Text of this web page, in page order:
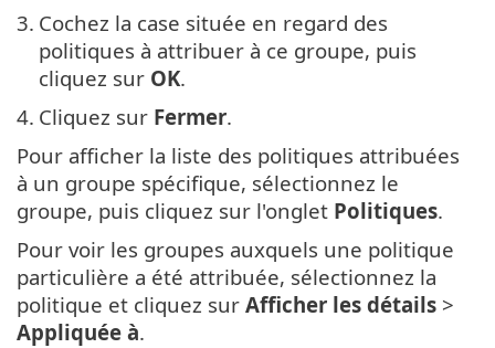
3. Cochez la case située en regard des
politiques à attribuer à ce groupe, puis
cliquez sur OK.
4. Cliquez sur Fermer.
Pour afficher la liste des politiques attribuées
à un groupe spécifique, sélectionnez le
groupe, puis cliquez sur l'onglet Politiques.
Pour voir les groupes auxquels une politique
particulière a été attribuée, sélectionnez la
politique et cliquez sur Afficher les détails >
Appliquée à.